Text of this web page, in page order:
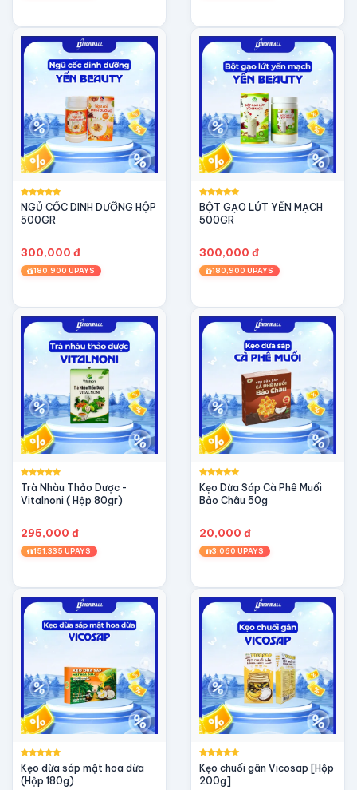
NGỦ CỐC DINH DƯỠNG HỘP
500GR
300,000 đ
180,900 UPAYS
BỘT GẠO LỨT YẾN MẠCH
500GR
300,000 đ
180,900 UPAYS
Trà Nhàu Thảo Dược -
Vitalnoni ( Hộp 80gr)
295,000 đ
151,335 UPAYS
Kẹo Dừa Sáp Cà Phê Muối
Bảo Châu 50g
20,000 đ
3,060 UPAYS
Kẹo dừa sáp mật hoa dừa
(Hộp 180g)
Kẹo chuối gân Vicosap [Hộp
200g]